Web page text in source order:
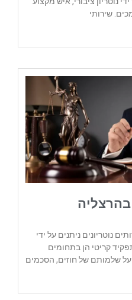
שירותי
בהרצליה
נוטריונים ניתנים על ידי
קריטי הן בתחומים
על שלמותם של חוזים, הסכמים